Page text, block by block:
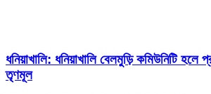
ধনিয়াখালি: ধনিয়াখালি বেলমুড়ি কমিউনিটি
তৃণমূল